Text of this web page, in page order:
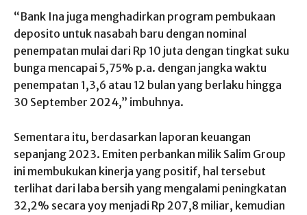
“Bank Ina juga menghadirkan program pembukaan
deposito untuk nasabah baru dengan nominal
penempatan mulai dari Rp 10 juta dengan tingkat suku
bunga mencapai 5,75% p.a. dengan jangka waktu
penempatan 1,3,6 atau 12 bulan yang berlaku hingga
30 September 2024,” imbuhnya.
Sementara itu, berdasarkan laporan keuangan
sepanjang 2023. Emiten perbankan milik Salim Group
ini membukukan kinerja yang positif, hal tersebut
terlihat dari laba bersih yang mengalami peningkatan
32,2% secara yoy menjadi Rp 207,8 miliar, kemudian